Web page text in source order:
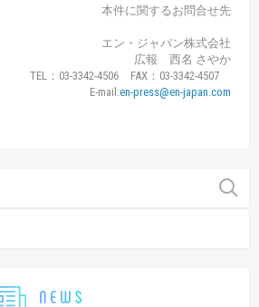
本件に関するお問合せ先
エン・ジャパン株式会社
広報 西名 さやか
TEL：03-3342-4506 FAX：03-3342-4507
E-mail:en-press@en-japan.com